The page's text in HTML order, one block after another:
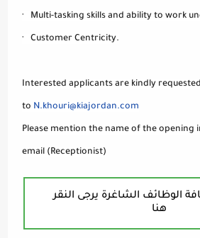
· Multi-tasking skills and ability to work
· Customer Centricity.
Interested applicants are kindly
to N.khouri@kiajordan.com
Please mention the name of the opening
email (Receptionist)
الوظائف الشاغرة يرجى النقر
هنا